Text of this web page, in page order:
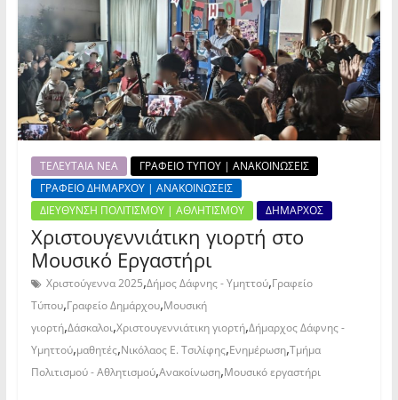
ΤΕΛΕΥΤΑΙΑ ΝΕΑ
ΓΡΑΦΕΙΟ ΤΥΠΟΥ | ΑΝΑΚΟΙΝΩΣΕΙΣ
ΓΡΑΦΕΙΟ ΔΗΜΑΡΧΟΥ | ΑΝΑΚΟΙΝΩΣΕΙΣ
ΔΙΕΥΘΥΝΣΗ ΠΟΛΙΤΙΣΜΟΥ | ΑΘΛΗΤΙΣΜΟΥ
ΔΗΜΑΡΧΟΣ
Χριστουγεννιάτικη γιορτή στο
Μουσικό Εργαστήρι
Χριστούγεννα 2025,Δήμος Δάφνης - Υμηττού,Γραφείο
Τύπου,Γραφείο Δημάρχου,Μουσική
γιορτή,Δάσκαλοι,Χριστουγεννιάτικη γιορτή,Δήμαρχος Δάφνης -
Υμηττού,μαθητές,Νικόλαος Ε. Τσιλίφης,Ενημέρωση,Τμήμα
Πολιτισμού - Αθλητισμού,Ανακοίνωση,Μουσικό εργαστήρι